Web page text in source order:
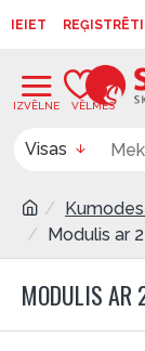
IEIET
Visas
Modulis ar
MODULIS AR